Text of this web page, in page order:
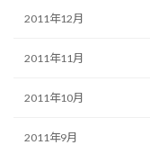
2011年12月
2011年11月
2011年10月
2011年9月